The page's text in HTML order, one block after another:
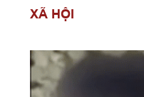
XÃ HỘI